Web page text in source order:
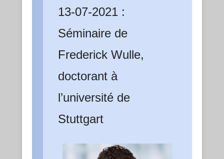
13-07-2021 :
Séminaire de
Frederick Wulle,
doctorant à
l’université de
Stuttgart